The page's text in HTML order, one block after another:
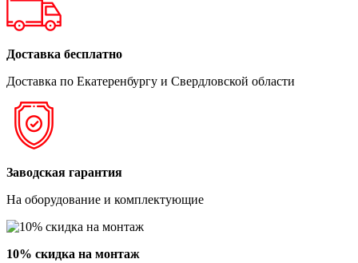
Доставка бесплатно
Доставка по Екатеренбургу и Свердловской области
Заводская гарантия
На оборудование и комплектующие
10% скидка на монтаж